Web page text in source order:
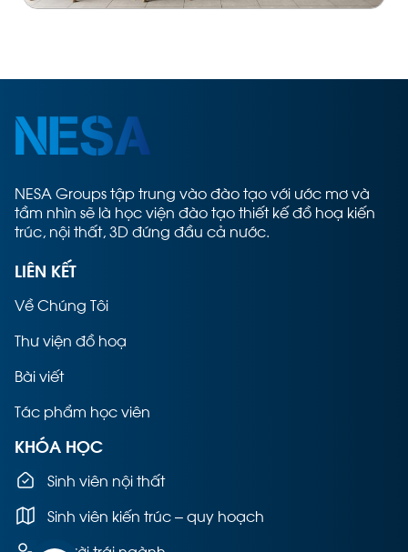
NESA Groups tập trung vào đào tạo với ước mơ và
tầm nhìn sẽ là học viện đào tạo thiết kế đồ hoạ kiến
trúc, nội thất, 3D đứng đầu cả nước.
LIÊN KẾT
Về Chúng Tôi
Thư viện đồ hoạ
Bài viết
Tác phẩm học viên
KHÓA HỌC
Sinh viên nội thất
Sinh viên kiến trúc – quy hoạch